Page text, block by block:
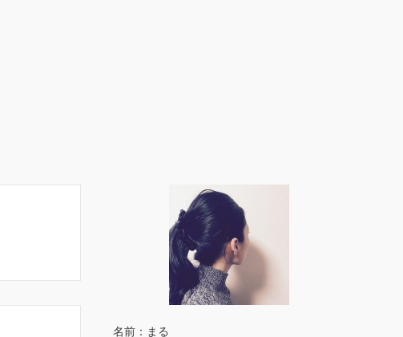
名前：まる